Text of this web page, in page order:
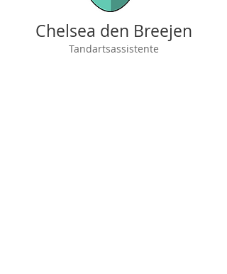
Chelsea den Breejen
Tandartsassistente